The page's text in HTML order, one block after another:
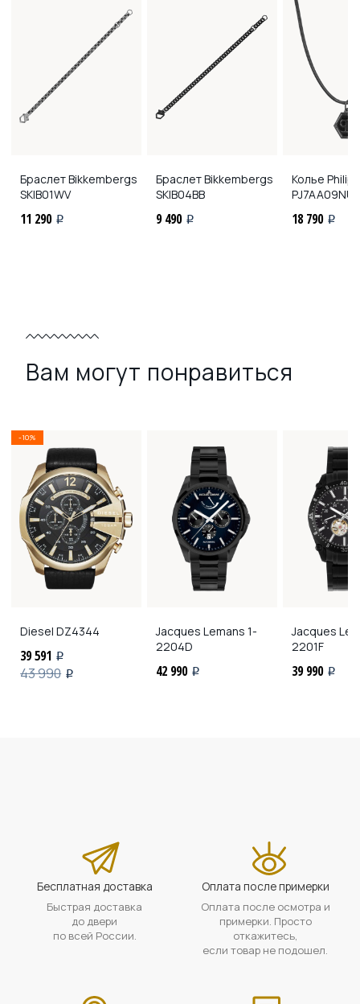
Браслет Bikkembergs
SKIB01WV
11 290 i
Браслет Bikkembergs
SKIB04BB
9 490 i
Колье
PJ7AA09NU
18 790 i
Вам могут понравиться
-10%
Diesel DZ4344
39 591 i
43 990 i
Jacques Lemans 1-
2204D
42 990 i
Jacques
2201F
39 990 i
Бесплатная доставка
Быстрая доставка
до двери
по всей России.
Оплата после примерки
Оплата после осмотра и
примерки. Просто
откажитесь,
если товар не подошел.